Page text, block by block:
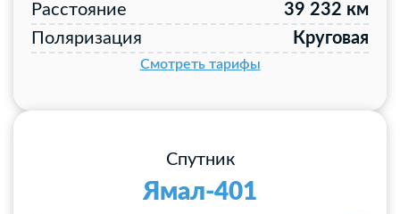
Расстояние
39 232 км
Поляризация
Круговая
Смотреть тарифы
Спутник
Ямал-401